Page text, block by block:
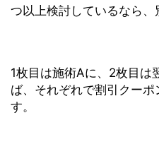
つ以上検討しているなら、
1枚目は施術Aに、2枚目は
ば、それぞれで割引クー
す。